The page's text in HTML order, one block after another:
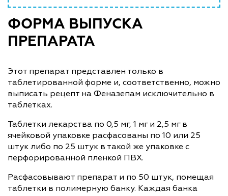
ФОРМА ВЫПУСКА
ПРЕПАРАТА
Этот препарат представлен только в
таблетированной форме и, соответственно, можно
выписать рецепт на Феназепам исключительно в
таблетках.
Таблетки лекарства по 0,5 мг, 1 мг и 2,5 мг в
ячейковой упаковке расфасованы по 10 или 25
штук либо по 25 штук в такой же упаковке с
перфорированной пленкой ПВХ.
Расфасовывают препарат и по 50 штук, помещая
таблетки в полимерную банку. Каждая банка